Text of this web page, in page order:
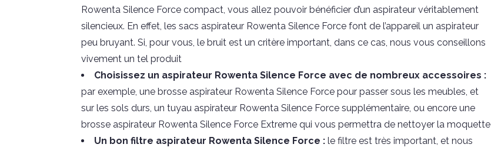
Rowenta Silence Force compact, vous allez pouvoir bénéficier d’un aspirateur véritablement
silencieux. En effet, les sacs aspirateur Rowenta Silence Force font de l’appareil un aspirateur
peu bruyant. Si, pour vous, le bruit est un critère important, dans ce cas, nous vous conseillons
vivement un tel produit
Choisissez un aspirateur Rowenta Silence Force avec de nombreux accessoires :
par exemple, une brosse aspirateur Rowenta Silence Force pour passer sous les meubles, et
sur les sols durs, un tuyau aspirateur Rowenta Silence Force supplémentaire, ou encore une
brosse aspirateur Rowenta Silence Force Extreme qui vous permettra de nettoyer la moquette
Un bon filtre aspirateur Rowenta Silence Force : le filtre est très important, et nous